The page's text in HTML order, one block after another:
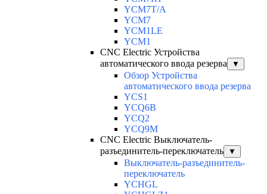
YCM7T/A
YCM7
YCM1LE
YCM1
CNC Electric Устройства
автоматического ввода резерва
▼
Обзор Устройства
автоматического ввода резерва
YCS1
YCQ6B
YCQ2
YCQ9M
CNC Electric Выключатель-
разъединитель-переключатель
▼
Выключатель-разъединитель-
переключатель
YCHGL